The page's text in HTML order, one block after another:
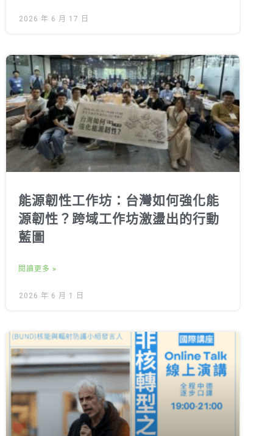
2026 年 6 月 17 日
能源韌性工作坊：台灣如何強化能
源韌性？跨域工作坊激盪出的行動
藍圖
閱讀更多 »
2026 年 6 月 1 日